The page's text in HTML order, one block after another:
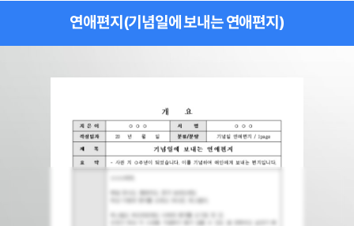
연애편지(기념일에 보내는 연애편지)